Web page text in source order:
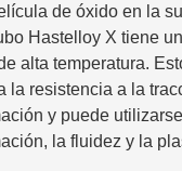
de óxido en la
Hastelloy X tiene
alta temperatura.
resistencia a la
y puede
la fluidez y la